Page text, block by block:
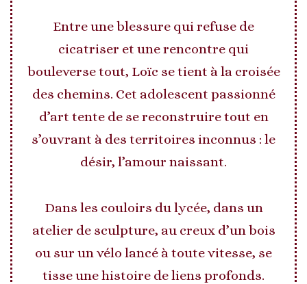
Entre une blessure qui refuse de
cicatriser et une rencontre qui
bouleverse tout, Loïc se tient à la croisée
des chemins. Cet adolescent passionné
d’art tente de se reconstruire tout en
s’ouvrant à des territoires inconnus : le
désir, l’amour naissant.
Dans les couloirs du lycée, dans un
atelier de sculpture, au creux d’un bois
ou sur un vélo lancé à toute vitesse, se
tisse une histoire de liens profonds.